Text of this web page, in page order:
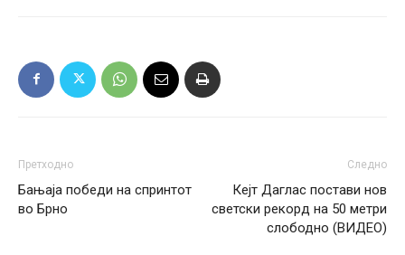
Претходно
Бањаја победи на спринтот
во Брно
Следно
Кејт Даглас постави нов
светски рекорд на 50 метри
слободно (ВИДЕО)